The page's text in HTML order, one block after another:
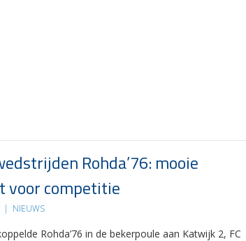
Rohda’76: mooie
voor competitie
| NIEUWS
Rohda’76 in de bekerpoule aan Katwijk 2, FC